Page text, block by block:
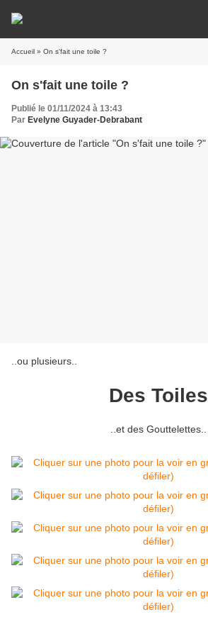
Accueil » On s'fait une toile ?
On s'fait une toile ?
Publié le 01/11/2024 à 13:43
Par Evelyne Guyader-Debrabant
..ou plusieurs..
Des Toiles
..et des Gouttelettes..